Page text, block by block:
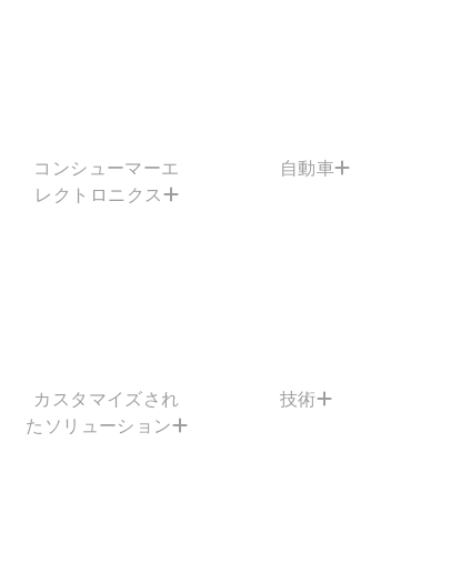
コンシューマーエ
レクトロニクス
自動車
カスタマイズされ
たソリューション
技術